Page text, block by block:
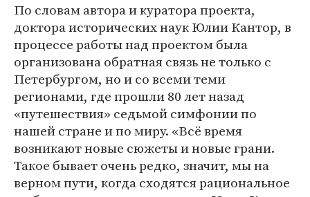
По словам автора и куратора проекта,
доктора исторических наук Юлии Кантор, в
процессе работы над проектом была
организована обратная связь не только с
Петербургом, но и со всеми теми
регионами, где прошли 80 лет назад
«путешествия» седьмой симфонии по
нашей стране и по миру. «Всё время
возникают новые сюжеты и новые грани.
Такое бывает очень редко, значит, мы на
верном пути, когда сходятся рациональное